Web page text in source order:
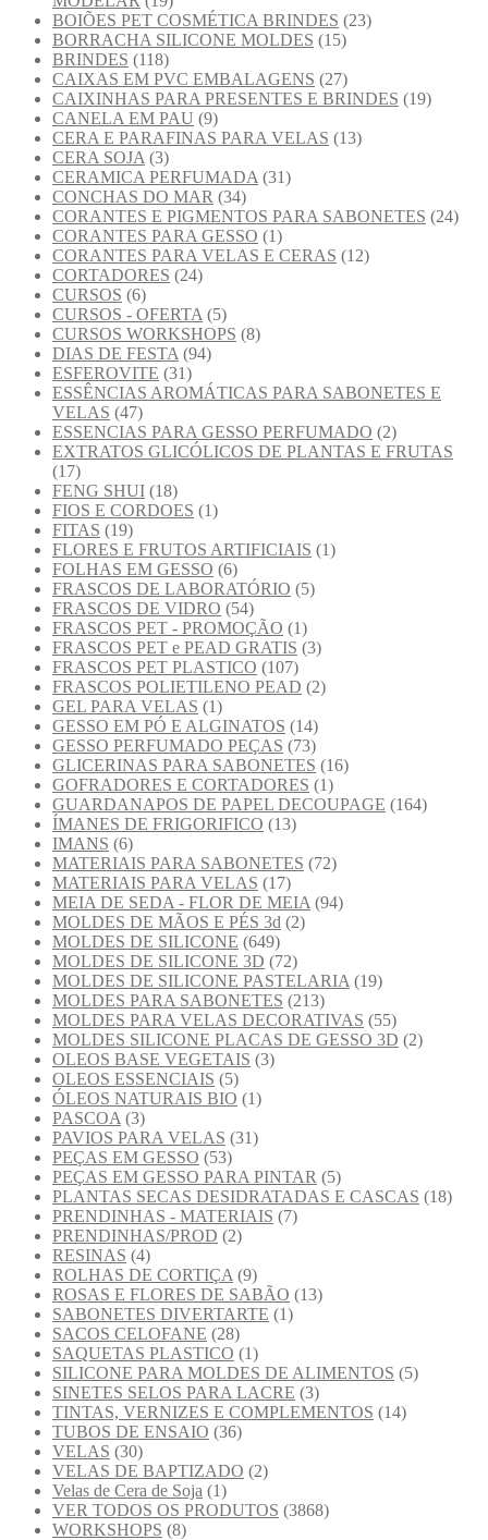
BOIÕES PET COSMÉTICA BRINDES (23)
BORRACHA SILICONE MOLDES (15)
BRINDES (118)
CAIXAS EM PVC EMBALAGENS (27)
CAIXINHAS PARA PRESENTES E BRINDES (19)
CANELA EM PAU (9)
CERA E PARAFINAS PARA VELAS (13)
CERA SOJA (3)
CERAMICA PERFUMADA (31)
CONCHAS DO MAR (34)
CORANTES E PIGMENTOS PARA SABONETES (24)
CORANTES PARA GESSO (1)
CORANTES PARA VELAS E CERAS (12)
CORTADORES (24)
CURSOS (6)
CURSOS - OFERTA (5)
CURSOS WORKSHOPS (8)
DIAS DE FESTA (94)
ESFEROVITE (31)
ESSÊNCIAS AROMÁTICAS PARA SABONETES E
VELAS (47)
ESSENCIAS PARA GESSO PERFUMADO (2)
EXTRATOS GLICÓLICOS DE PLANTAS E FRUTAS
(17)
FENG SHUI (18)
FIOS E CORDOES (1)
FITAS (19)
FLORES E FRUTOS ARTIFICIAIS (1)
FOLHAS EM GESSO (6)
FRASCOS DE LABORATÓRIO (5)
FRASCOS DE VIDRO (54)
FRASCOS PET - PROMOÇÃO (1)
FRASCOS PET e PEAD GRATIS (3)
FRASCOS PET PLASTICO (107)
FRASCOS POLIETILENO PEAD (2)
GEL PARA VELAS (1)
GESSO EM PÓ E ALGINATOS (14)
GESSO PERFUMADO PEÇAS (73)
GLICERINAS PARA SABONETES (16)
GOFRADORES E CORTADORES (1)
GUARDANAPOS DE PAPEL DECOUPAGE (164)
ÍMANES DE FRIGORIFICO (13)
IMANS (6)
MATERIAIS PARA SABONETES (72)
MATERIAIS PARA VELAS (17)
MEIA DE SEDA - FLOR DE MEIA (94)
MOLDES DE MÃOS E PÉS 3d (2)
MOLDES DE SILICONE (649)
MOLDES DE SILICONE 3D (72)
MOLDES DE SILICONE PASTELARIA (19)
MOLDES PARA SABONETES (213)
MOLDES PARA VELAS DECORATIVAS (55)
MOLDES SILICONE PLACAS DE GESSO 3D (2)
OLEOS BASE VEGETAIS (3)
OLEOS ESSENCIAIS (5)
ÓLEOS NATURAIS BIO (1)
PASCOA (3)
PAVIOS PARA VELAS (31)
PEÇAS EM GESSO (53)
PEÇAS EM GESSO PARA PINTAR (5)
PLANTAS SECAS DESIDRATADAS E CASCAS (18)
PRENDINHAS - MATERIAIS (7)
PRENDINHAS/PROD (2)
RESINAS (4)
ROLHAS DE CORTIÇA (9)
ROSAS E FLORES DE SABÃO (13)
SABONETES DIVERTARTE (1)
SACOS CELOFANE (28)
SAQUETAS PLASTICO (1)
SILICONE PARA MOLDES DE ALIMENTOS (5)
SINETES SELOS PARA LACRE (3)
TINTAS, VERNIZES E COMPLEMENTOS (14)
TUBOS DE ENSAIO (36)
VELAS (30)
VELAS DE BAPTIZADO (2)
Velas de Cera de Soja (1)
VER TODOS OS PRODUTOS (3868)
WORKSHOPS (8)